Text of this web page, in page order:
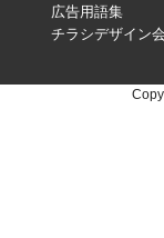
広告用語集
チラシデザイン